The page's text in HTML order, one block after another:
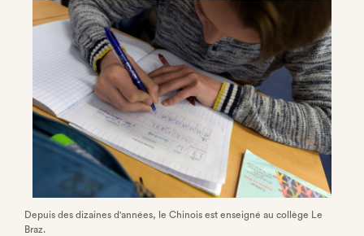
Depuis des dizaines d'années, le Chinois est enseigné au collège Le
Braz.